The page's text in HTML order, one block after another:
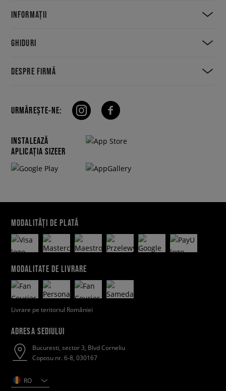
INFORMAȚII
GHIDURI
DESPRE FIRMĂ
URMĂREȘTE-NE:
INSTALEAZĂ
APLICAȚIA SIZEER
MODALITĂȚI DE PLATĂ
MODALITATE DE LIVRARE
Livrare pe teritoriul României
ADRESA SEDIULUI
Bucuresti, sector 3, Blvd Corneliu
Coposu nr. 6-8, 030167
RO